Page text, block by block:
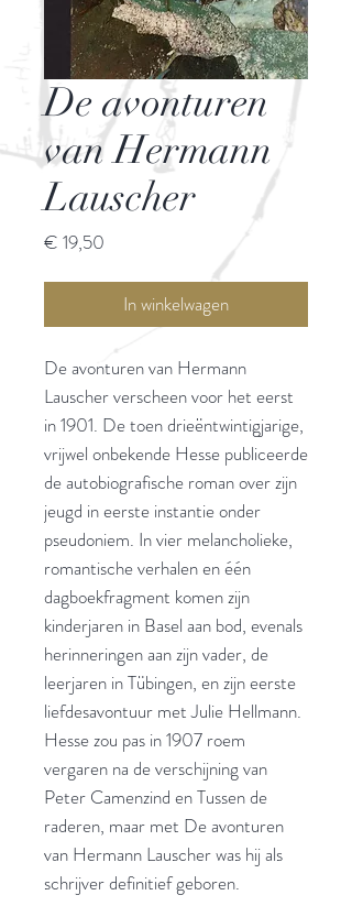
De avonturen
van Hermann
Lauscher
€ 19,50
In winkelwagen
De avonturen van Hermann
Lauscher verscheen voor het eerst
in 1901. De toen drieëntwintigjarige,
vrijwel onbekende Hesse publiceerde
de autobiografische roman over zijn
jeugd in eerste instantie onder
pseudoniem. In vier melancholieke,
romantische verhalen en één
dagboekfragment komen zijn
kinderjaren in Basel aan bod, evenals
herinneringen aan zijn vader, de
leerjaren in Tübingen, en zijn eerste
liefdesavontuur met Julie Hellmann.
Hesse zou pas in 1907 roem
vergaren na de verschijning van
Peter Camenzind en Tussen de
raderen, maar met De avonturen
van Hermann Lauscher was hij als
schrijver definitief geboren.